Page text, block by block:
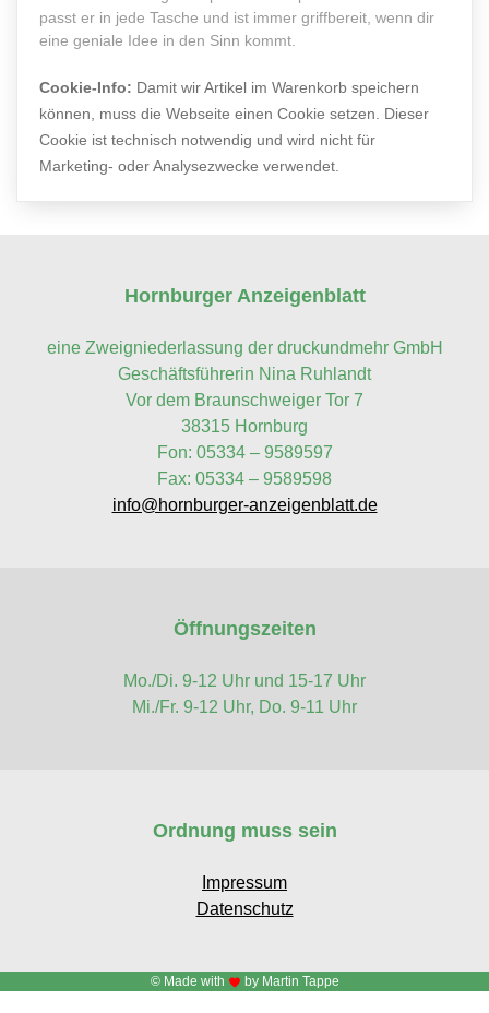
passt er in jede Tasche und ist immer griffbereit, wenn dir
eine geniale Idee in den Sinn kommt.
Cookie-Info: Damit wir Artikel im Warenkorb speichern
können, muss die Webseite einen Cookie setzen. Dieser
Cookie ist technisch notwendig und wird nicht für
Marketing- oder Analysezwecke verwendet.
Hornburger Anzeigenblatt
eine Zweigniederlassung der druckundmehr GmbH
Geschäftsführerin Nina Ruhlandt
Vor dem Braunschweiger Tor 7
38315 Hornburg
Fon: 05334 – 9589597
Fax: 05334 – 9589598
info@hornburger-anzeigenblatt.de
Öffnungszeiten
Mo./Di. 9-12 Uhr und 15-17 Uhr
Mi./Fr. 9-12 Uhr, Do. 9-11 Uhr
Ordnung muss sein
Impressum
Datenschutz
© Made with by Martin Tappe